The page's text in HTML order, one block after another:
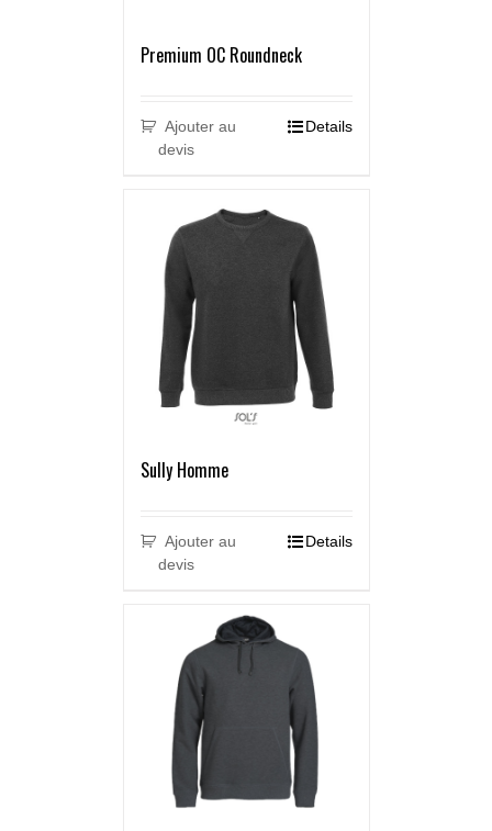
Premium OC Roundneck
Ajouter au
devis
Details
Sully Homme
Ajouter au
devis
Details